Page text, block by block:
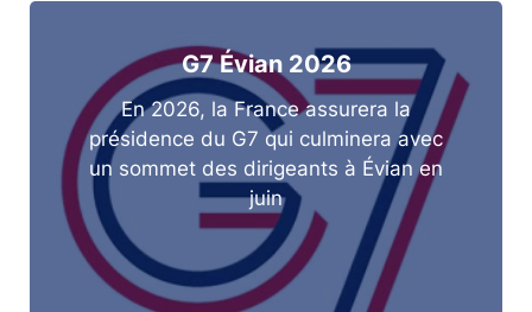
G7 Évian 2026
En 2026, la France assurera la
présidence du G7 qui culminera avec
un sommet des dirigeants à Évian en
juin